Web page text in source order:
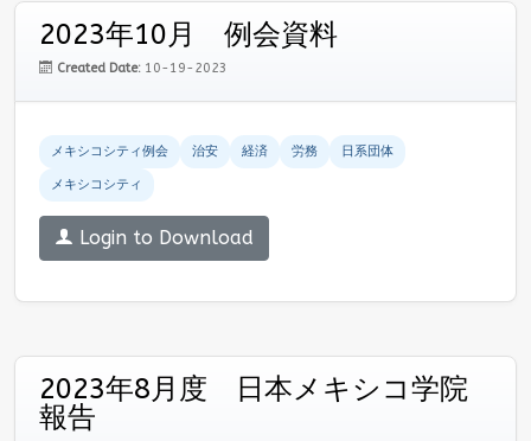
2023年10月 例会資料
Created Date: 10-19-2023
メキシコシティ例会 治安 経済 労務 日系団体
メキシコシティ
Login to Download
2023年8月度 日本メキシコ学院
報告